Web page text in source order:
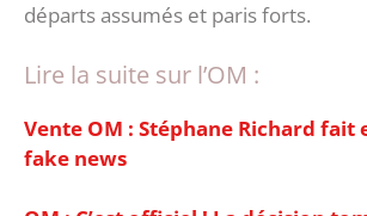
départs assumés et paris forts.
Lire la suite sur l’OM :
Vente OM : Stéphane Richard fait
fake news